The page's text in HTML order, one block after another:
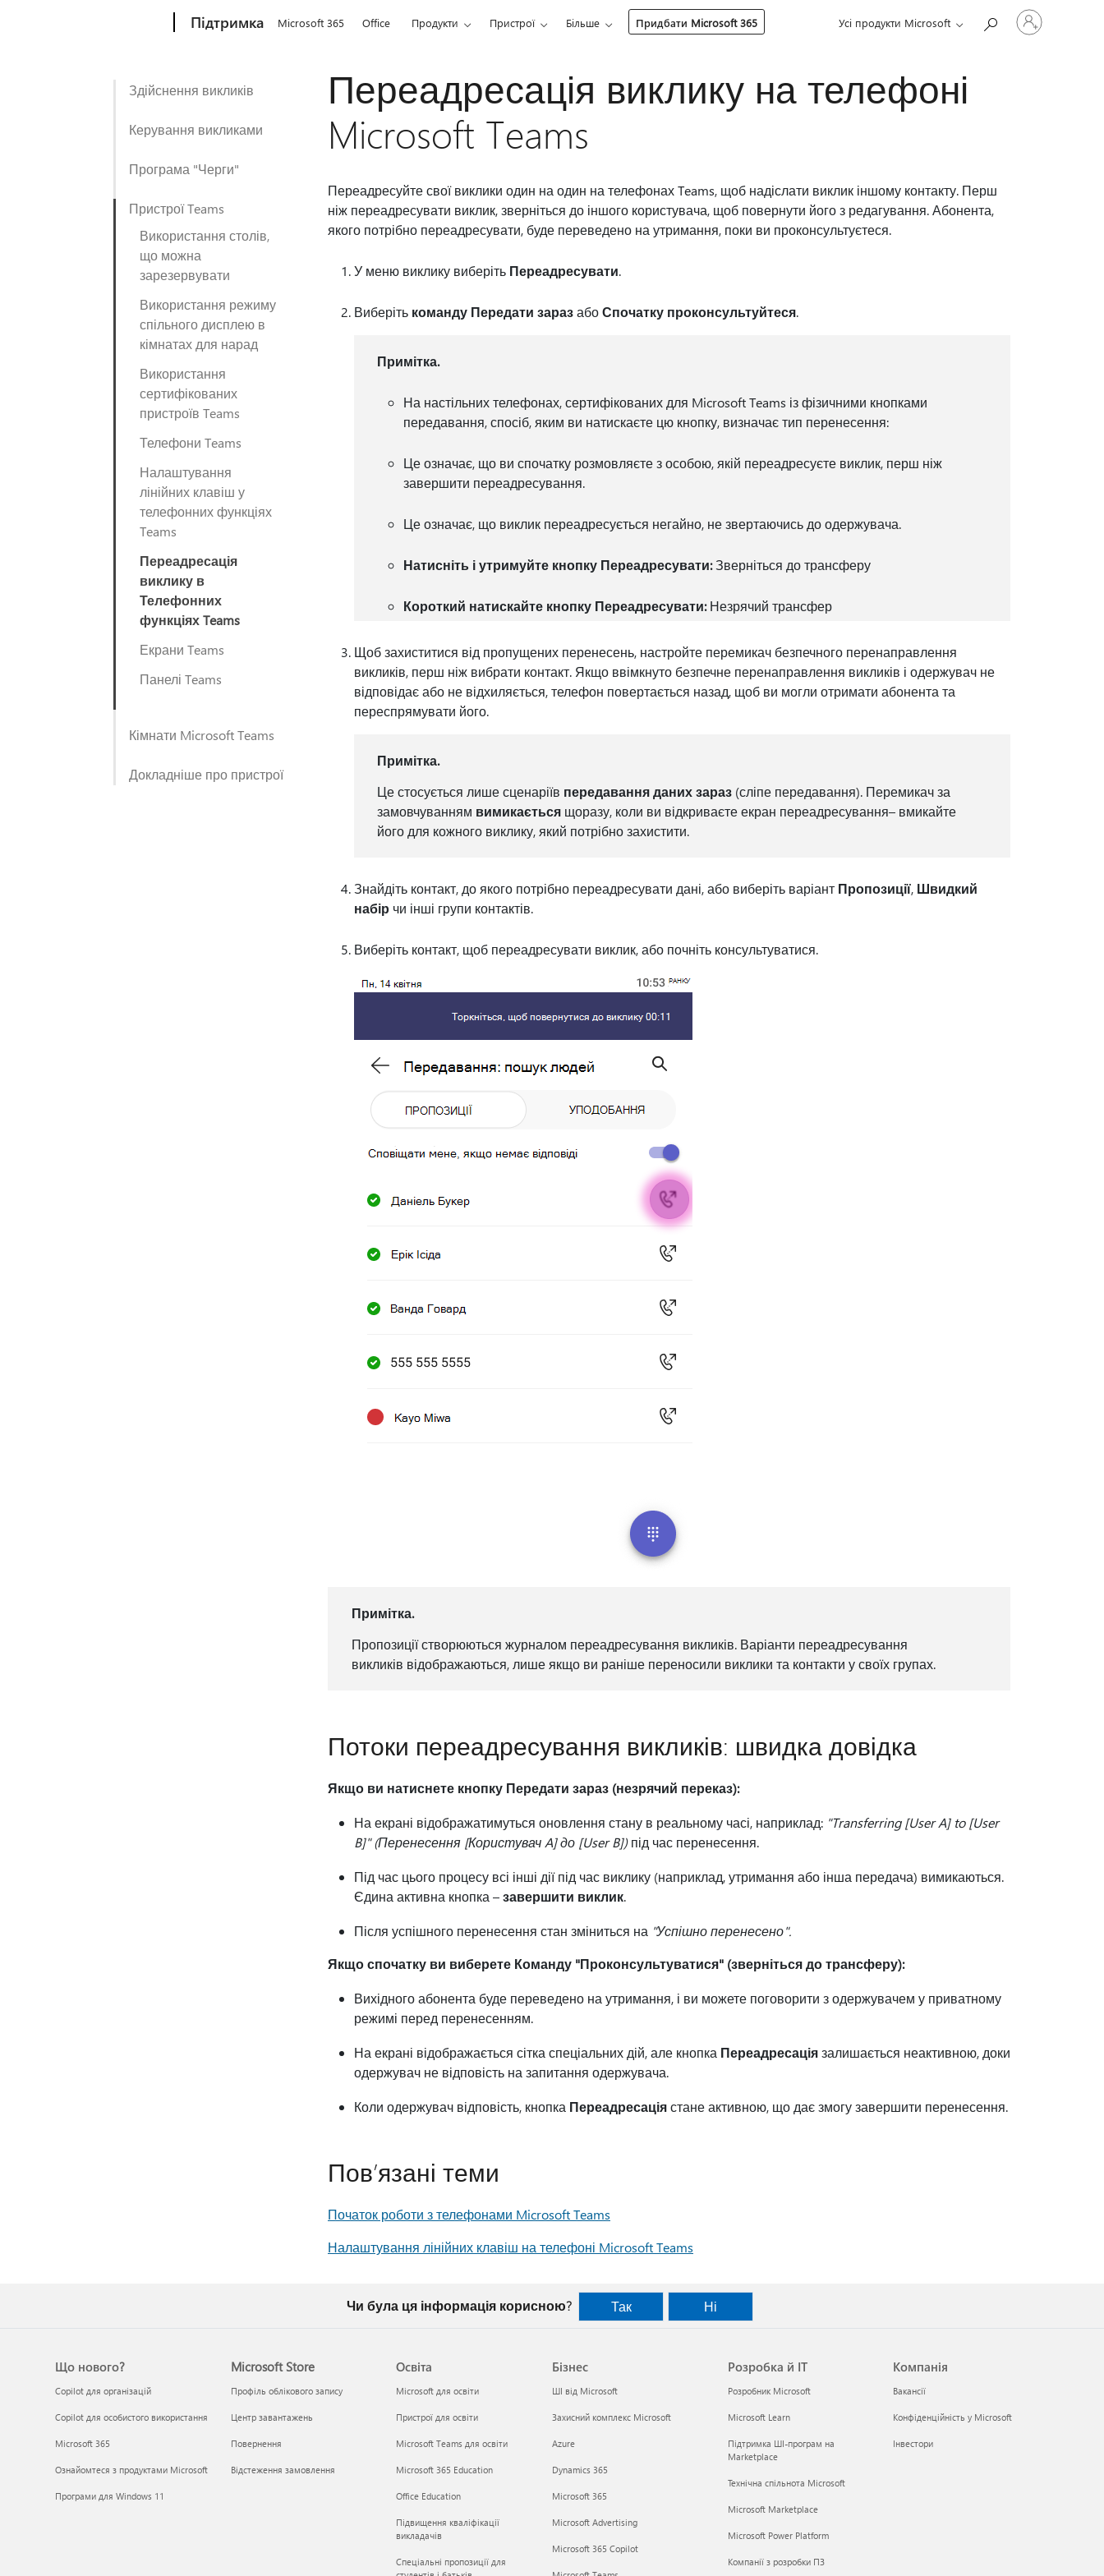
Підтримка Microsoft 365 Office Продукти Пристрої Більше Придбати Microsoft 365 Усі продукти Microsoft
Увійдіть
свій
Здійснення викликів
Керування викликами
Програма "Черги"
Пристрої Teams
Використання столів,
що можна
зарезервувати
Використання режиму
спільного дисплею в
кімнатах для нарад
Використання
сертифікованих
пристроїв Teams
Телефони Teams
Налаштування
лінійних клавіш у
телефонних функціях
Teams
Переадресація
виклику в
Телефонних
функціях Teams
Екрани Teams
Панелі Teams
Кімнати Microsoft Teams
Докладніше про пристрої
Переадресація виклику на телефоні
Microsoft Teams
Переадресуйте свої виклики один на один на телефонах Teams, щоб надіслати виклик іншому контакту. Перш
ніж переадресувати виклик, зверніться до іншого користувача, щоб повернути його з редагування. Абонента,
якого потрібно переадресувати, буде переведено на утримання, поки ви проконсультуєтеся.
У меню виклику виберіть Переадресувати.
Виберіть команду Передати заразабоСпочатку проконсультуйтеся.
Примітка.
На настільних телефонах, сертифікованих для Microsoft Teams із фізичними кнопками
передавання, спосіб, яким ви натискаєте цю кнопку, визначає тип перенесення:
Це означає, що ви спочатку розмовляєте з особою, якій переадресуєте виклик, перш ніж
завершити переадресування.
Це означає, що виклик переадресується негайно, не звертаючись до одержувача.
Натисніть і утримуйте кнопку Переадресувати:Зверніться до трансферу
Короткий натискайте кнопку Переадресувати:Незрячий трансфер
Щоб захиститися від пропущених перенесень, настройте перемикач безпечного перенаправлення
викликів, перш ніж вибрати контакт. Якщо ввімкнуто безпечне перенаправлення викликів і одержувач не
відповідає або не відхиляється, телефон повертається назад, щоб ви могли отримати абонента та
переспрямувати його.
Примітка.
Це стосується лише сценаріїв передавання даних зараз(сліпе передавання). Перемикач за
замовчуванням вимикаєтьсящоразу, коли ви відкриваєте екран переадресування– вмикайте
його для кожного виклику, який потрібно захистити.
Знайдіть контакт, до якого потрібно переадресувати дані, або виберіть варіант Пропозиції, Швидкий
набір чи інші групи контактів.
Виберіть контакт, щоб переадресувати виклик, або почніть консультуватися.
Примітка.
Пропозиції створюються журналом переадресування викликів. Варіанти переадресування
викликів відображаються, лише якщо ви раніше переносили виклики та контакти у своїх групах.
Потоки переадресування викликів: швидка довідка
Якщо ви натиснете кнопку Передати зараз (незрячий переказ):
На екрані відображатимуться оновлення стану в реальному часі, наприклад: "Transferring [User A] to [User
B]" (Перенесення [Користувач A] до [User B])під час перенесення.
Під час цього процесу всі інші дії під час виклику (наприклад, утримання або інша передача) вимикаються.
Єдина активна кнопка –завершити виклик.
Після успішного перенесення стан зміниться на "Успішно перенесено".
Якщо спочатку ви виберете Команду "Проконсультуватися" (зверніться до трансферу):
Вихідного абонента буде переведено на утримання, і ви можете поговорити з одержувачем у приватному
режимі перед перенесенням.
На екрані відображається сітка спеціальних дій, але кнопка Переадресаціязалишається неактивною, доки
одержувач не відповість на запитання одержувача.
Коли одержувач відповість, кнопка Переадресаціястане активною, що дає змогу завершити перенесення.
Пов’язані теми
Початок роботи з телефонами Microsoft Teams
Налаштування лінійних клавіш на телефоні Microsoft Teams
Чи була ця інформація корисною? Так Ні
Що нового?
Copilot для організацій
Copilot для особистого використання
Microsoft 365
Ознайомтеся з продуктами Microsoft
Програми для Windows 11
Microsoft Store
Профіль облікового запису
Центр завантажень
Повернення
Відстеження замовлення
Освіта
Microsoft для освіти
Пристрої для освіти
Microsoft Teams для освіти
Microsoft 365 Education
Office Education
Підвищення кваліфікації
викладачів
Спеціальні пропозиції для
Бізнес
ШІ від Microsoft
Захисний комплекс Microsoft
Azure
Dynamics 365
Microsoft 365
Microsoft Advertising
Microsoft 365 Copilot
Розробка й ІТ
Розробник Microsoft
Microsoft Learn
Підтримка ШІ-програм на
Marketplace
Технічна спільнота Microsoft
Microsoft Marketplace
Microsoft Power Platform
Компанії з розробки ПЗ
Компанія
Вакансії
Конфіденційність у Microsoft
Інвестори